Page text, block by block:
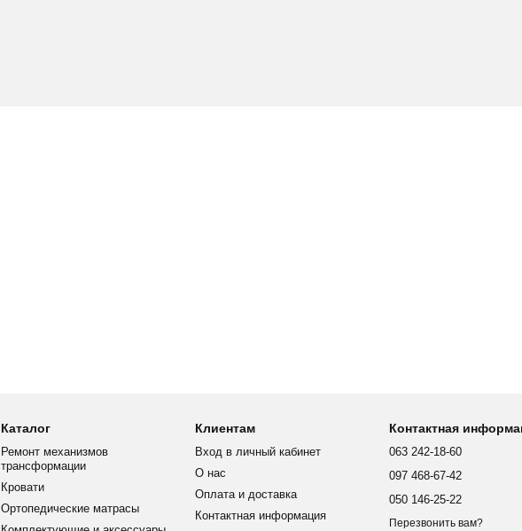
Каталог
Ремонт механизмов
трансформации
Кровати
Ортопедические матрасы
Клиентам
Вход в личный кабинет
О нас
Оплата и доставка
Контактная информация
Контактная
063 242-18-60
097 468-67-42
050 146-25-22
Перезвонить вам?